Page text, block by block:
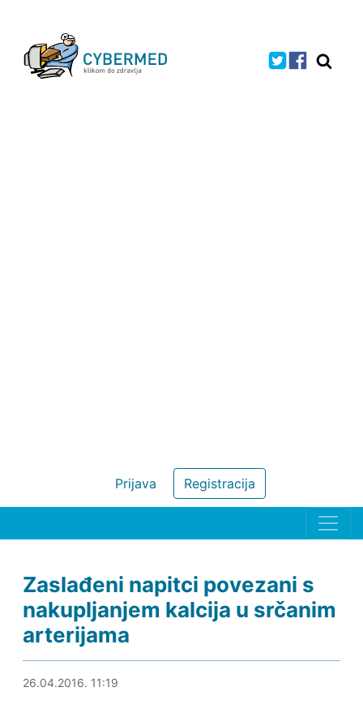
Registracija
Prijava
Zaslađeni napitci povezani s
nakupljanjem kalcija u srčanim
arterijama
26.04.2016. 12:10
26.04.2016. 11:19